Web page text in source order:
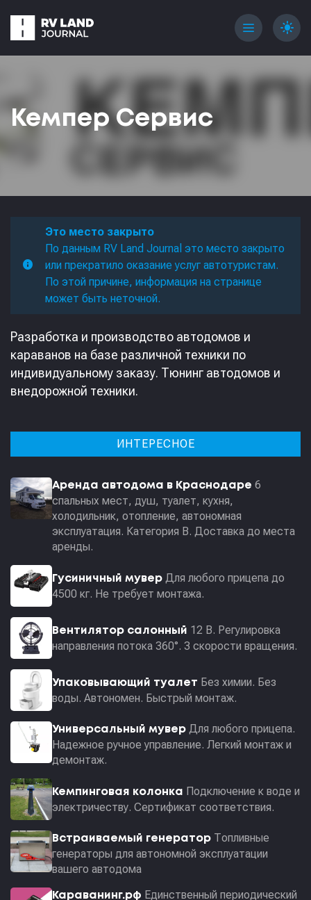
menu light_mode
Кемпер Сервис
Это место закрыто
По данным RV Land Journal это место закрыто
или прекратило оказание услуг автотуристам.
По этой причине, информация на странице
может быть неточной.
Разработка и производство автодомов и
караванов на базе различной техники по
индивидуальному заказу. Тюнинг автодомов и
внедорожной техники.
ИНТЕРЕСНОЕ
Аренда автодома в Краснодаре 6
спальных мест, душ, туалет, кухня,
холодильник, отопление, автономная
эксплуатация. Категория В. Доставка до места
аренды.
Гусиничный мувер Для любого прицепа до
4500 кг. Не требует монтажа.
Вентилятор салонный 12 В. Регулировка
направления потока 360°. 3 скорости вращения.
Упаковывающий туалет Без химии. Без
воды. Автономен. Быстрый монтаж.
Универсальный мувер Для любого прицепа.
Надежное ручное управление. Легкий монтаж и
демонтаж.
Кемпинговая колонка Подключение к воде и
электричеству. Сертификат соответствия.
Встраиваемый генератор Топливные
генераторы для автономной эксплуатации
вашего автодома
Караванинг.рф Единственный периодический